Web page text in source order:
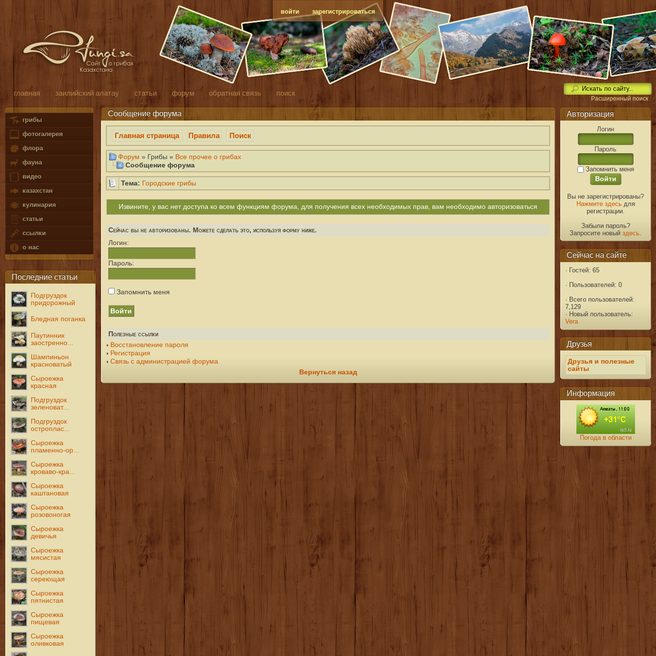
войти зарегистрироваться
главная заилийский алатау статьи форум обратная связь поиск
Расширенный поиск
грибы
фотогалерея
флора
фауна
видео
казахстан
кулинария
статьи
ссылки
о нас
Последние статьи
Подгруздок
придорожный
Бледная поганка
Паутинник
заостренно...
Шампиньон
красноватый
Сыроежка
красная
Подгруздок
зеленоват...
Подгруздок
остроплас...
Сыроежка
пламенно-ор...
Сыроежка
кроваво-кра...
Сыроежка
каштановая
Сыроежка
розовоногая
Сыроежка
девичья
Сыроежка
мясистая
Сыроежка
сереющая
Сыроежка
пятнистая
Сыроежка
пищевая
Сыроежка
оливковая
Авторизация
Логин
Пароль
Запомнить меня
Вы не зарегистрированы?
Нажмите здесьдля
регистрации.
Забыли пароль?
Запросите новыйздесь
Сейчас на сайте
· Гостей: 65
· Пользователей: 0
· Всего пользователей:
7,129
· Новый пользователь:
Vera
Друзья
Друзья и полезные
сайты
Информация
Погода в области
Сообщение форума
Главная страница Правила Поиск
Форум » Грибы » Все прочее о грибах
Сообщение форума
Тема: Городские грибы
Извините, у вас нет доступа ко всем функциям форума, для получения всех необходимых прав, вам необходимо авторизоваться
Сейчас вы не авторизованы. Можете сделать это, используя форму ниже.
Логин:
Пароль:
Запомнить меня
Полезные ссылки
Восстановление пароля
Регистрация
Связь с администрацией форума
Вернуться назад